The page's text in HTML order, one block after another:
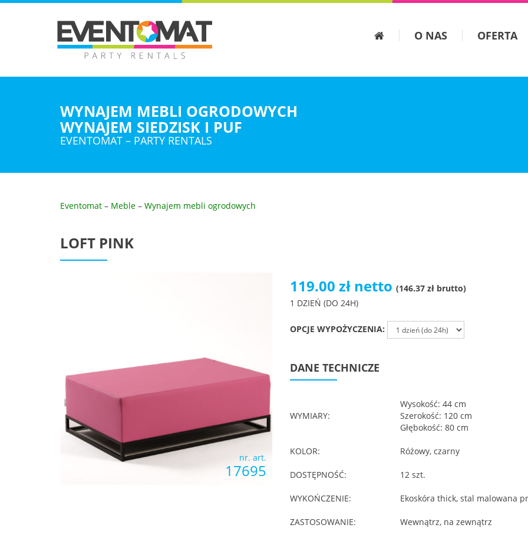
O NAS OFERTA
WYNAJEM MEBLI OGRODOWYCH
WYNAJEM SIEDZISK I PUF
EVENTOMAT – PARTY RENTALS
Eventomat – Meble – Wynajem mebli ogrodowych
LOFT PINK
nr. art.
17695
119.00 zł netto (146.37 zł brutto)
1 DZIEŃ (DO 24H)
OPCJE WYPOŻYCZENIA:
DANE TECHNICZE
WYMIARY:
Wysokość: 44 cm
Szerokość: 120 cm
Głębokość: 80 cm
KOLOR: Różowy, czarny
DOSTĘPNOŚĆ: 12 szt.
WYKOŃCZENIE: Ekoskóra thick, stal malowana
ZASTOSOWANIE: Wewnątrz, na zewnątrz